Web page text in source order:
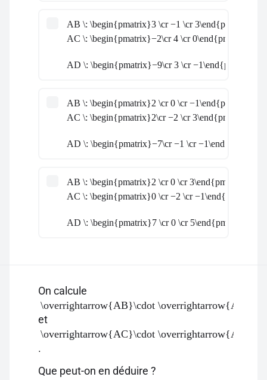
AB \: \begin{pmatrix}3 \cr −1 \cr 3\end{pmatrix}
AC \: \begin{pmatrix}−2\cr 4 \cr 0\end{pmatrix}
AD \: \begin{pmatrix}−9\cr 3 \cr −1\end{pmatrix}
AB \: \begin{pmatrix}2 \cr 0 \cr −1\end{pmatrix}
AC \: \begin{pmatrix}2\cr −2 \cr 3\end{pmatrix}
AD \: \begin{pmatrix}−7\cr −1 \cr −1\end{pmatrix}
AB \: \begin{pmatrix}2 \cr 0 \cr 3\end{pmatrix}
AC \: \begin{pmatrix}0 \cr −2 \cr −1\end{pmatrix}
AD \: \begin{pmatrix}7 \cr 0 \cr 5\end{pmatrix}
On calcule
\overrightarrow{AB}\cdot \overrightarrow{AD}
et
\overrightarrow{AC}\cdot \overrightarrow{AD}
.
Que peut-on en déduire ?